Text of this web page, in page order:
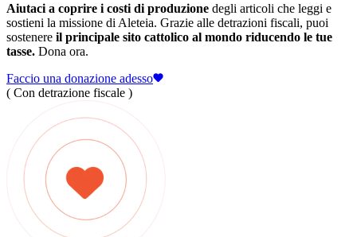
Aiutaci a coprire i costi di produzione degli articoli che leggi e
sostieni la missione di Aleteia. Grazie alle detrazioni fiscali, puoi
sostenere il principale sito cattolico al mondo riducendo le tue
tasse. Dona ora.
Faccio una donazione adesso
( Con detrazione fiscale )